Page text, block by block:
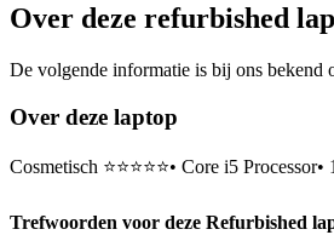
Over deze refurbished
De volgende informatie is bij ons bekend
Over deze laptop
Cosmetisch ⭐⭐⭐⭐⭐• Core i5
Trefwoorden voor deze Refurbished